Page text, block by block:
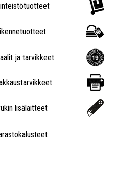
ja tarvikkeet
lisälaitteet